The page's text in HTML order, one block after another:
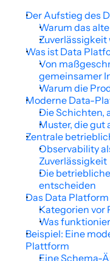
Der Aufstieg des
Warum das
Was ist Data
Von
gemeinsamer
Warum die
Moderne Data-
Die Schichten,
Muster, die gut
Zentrale
Observability
Zuverlässigkeit
Die
entscheiden
Das Data
Kategorien vor
Was
Beispiel: Eine
Plattform
Eine Schema-